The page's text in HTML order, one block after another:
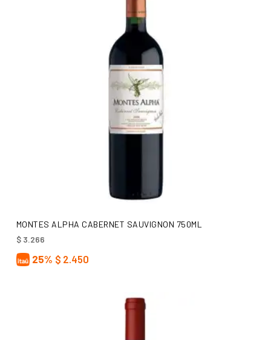
AÑADIR AL CARRITO
MONTES ALPHA CABERNET SAUVIGNON 750ML
$3.266
25% $ 2.450